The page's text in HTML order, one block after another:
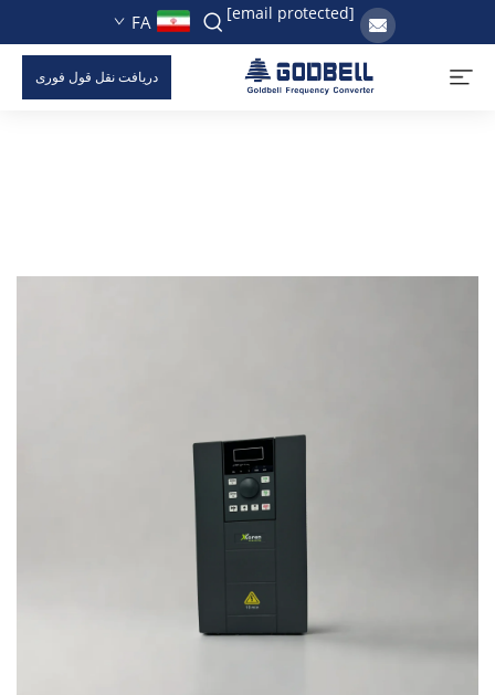
[email protected]
FA
دریافت نقل قول فوری